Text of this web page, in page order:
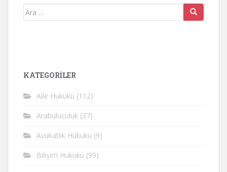
Arama
KATEGORİLER
Aile Hukuku (112)
Arabuluculuk (37)
Avukatlık Hukuku (9)
Bilişim Hukuku (99)